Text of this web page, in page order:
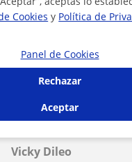
la naturaleza y todos
que la componen.
Vicky Dileo
Cookies y Política de
Panel de Cookies
Rechazar
Aceptar